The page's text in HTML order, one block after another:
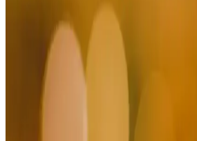
Erkekler İçin Klasik ve Spor
Kombinasyonları Modern ve
İpuçları
Erkekler için klasik ve spor giyim